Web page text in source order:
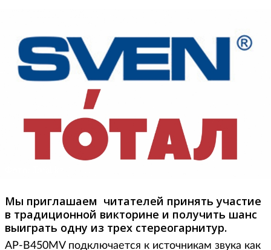
Мы приглашаем читателей принять участие
в традиционной викторине и получить шанс
выиграть одну из трех стереогарнитур.
AP-B450MV подключается к источникам звука как